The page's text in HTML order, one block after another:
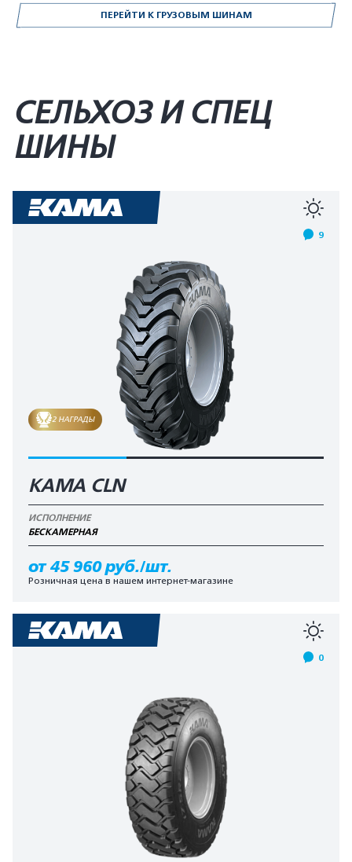
ПЕРЕЙТИ К ГРУЗОВЫМ ШИНАМ
СЕЛЬХОЗ И СПЕЦ
ШИНЫ
9
2 НАГРАДЫ
KAMA CLN
ИСПОЛНЕНИЕ
БЕCКАМЕРНАЯ
от 45 960 руб./шт.
Розничная цена в нашем интернет-магазине
0